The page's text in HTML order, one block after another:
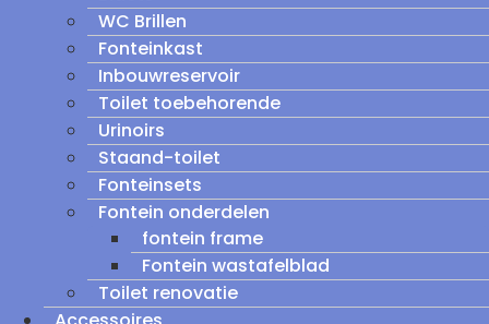
WC Brillen
Fonteinkast
Inbouwreservoir
Toilet toebehorende
Urinoirs
Staand-toilet
Fonteinsets
Fontein onderdelen
fontein frame
Fontein wastafelblad
Toilet renovatie